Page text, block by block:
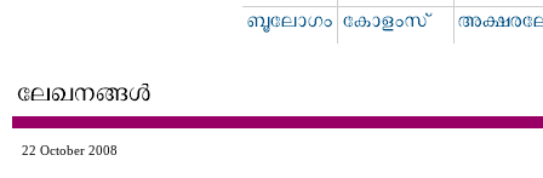
22 October 2008